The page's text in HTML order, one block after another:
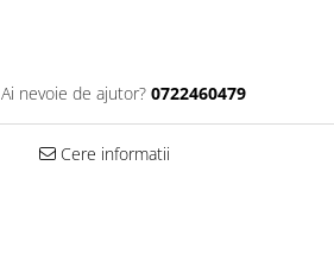
Ai nevoie de ajutor? 0722460479
Cere informatii